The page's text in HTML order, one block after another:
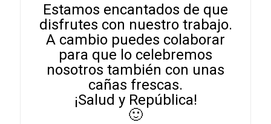
Estamos encantados de que
disfrutes con nuestro trabajo.
A cambio puedes colaborar
para que lo celebremos
nosotros también con unas
cañas frescas.
¡Salud y República!
🙂